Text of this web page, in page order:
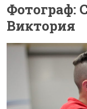
Фотограф:
Виктория